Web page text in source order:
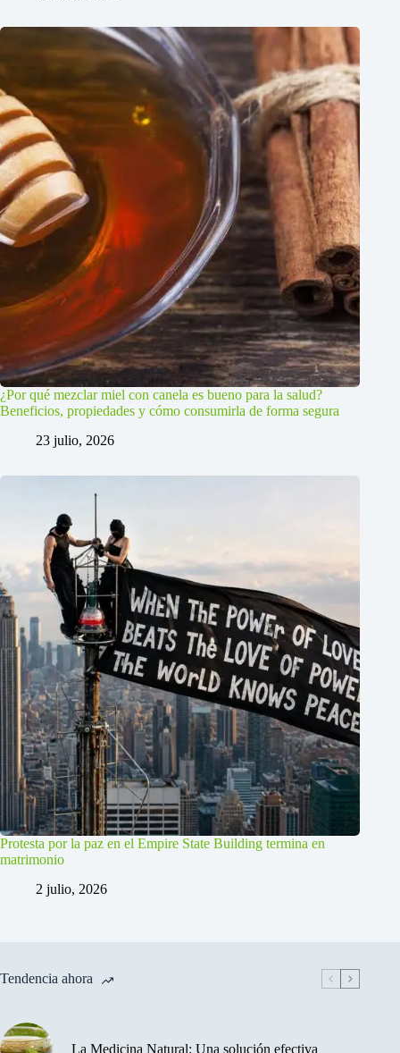
¿Por qué mezclar miel con canela es bueno para la salud?
Beneficios, propiedades y cómo consumirla de forma segura
23 julio, 2026
Protesta por la paz en el Empire State Building termina en
matrimonio
2 julio, 2026
Tendencia ahora
La Medicina Natural: Una solución efectiva